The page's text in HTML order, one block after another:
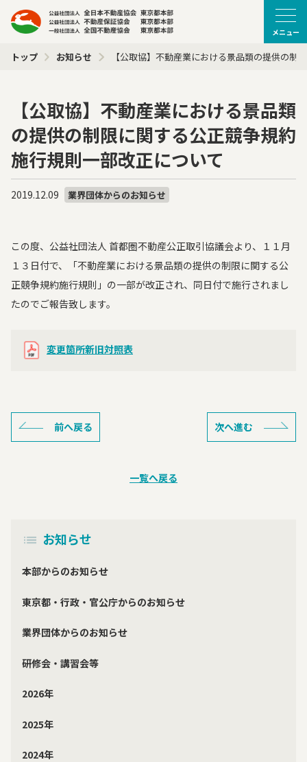
メニュー
トップ お知らせ 【公取協】不動産業における景品類の提供の
【公取協】不動産業における景品類
の提供の制限に関する公正競争規約
施行規則一部改正について
2019.12.09 業界団体からのお知らせ
この度、公益社団法人 首都圏不動産公正取引協議会より、１１月
１３日付で、「不動産業における景品類の提供の制限に関する公
正競争規約施行規則」の一部が改正され、同日付で施行されまし
たのでご報告致します。
変更箇所新旧対照表
前へ戻る 次へ進む
一覧へ戻る
お知らせ
本部からのお知らせ
東京都・行政・官公庁からのお知らせ
業界団体からのお知らせ
研修会・講習会等
2026年
2025年
2024年